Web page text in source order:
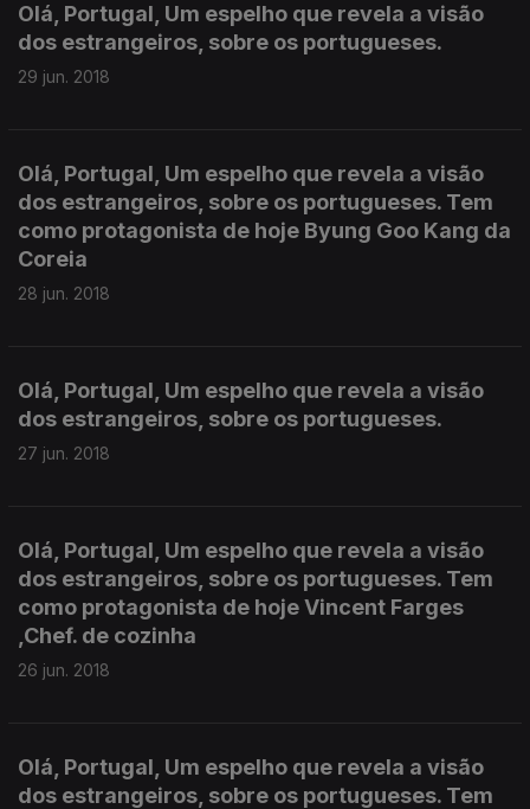
Olá, Portugal, Um espelho que revela a visão
dos estrangeiros, sobre os portugueses.
29 jun. 2018
Olá, Portugal, Um espelho que revela a visão
dos estrangeiros, sobre os portugueses. Tem
como protagonista de hoje Byung Goo Kang da
Coreia
28 jun. 2018
Olá, Portugal, Um espelho que revela a visão
dos estrangeiros, sobre os portugueses.
27 jun. 2018
Olá, Portugal, Um espelho que revela a visão
dos estrangeiros, sobre os portugueses. Tem
como protagonista de hoje Vincent Farges
,Chef. de cozinha
26 jun. 2018
Olá, Portugal, Um espelho que revela a visão
dos estrangeiros, sobre os portugueses. Tem